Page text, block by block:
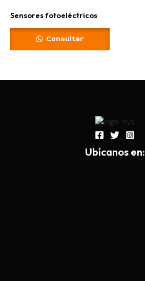
Sensores fotoeléctricos
Consultar
Ubícanos en: